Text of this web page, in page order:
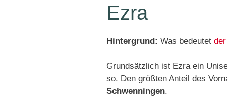
Ezra
Hintergrund: Was bedeutet
Grundsätzlich ist Ezra ein
so. Den größten Anteil des
Schwenningen.